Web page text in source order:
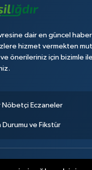
dair en güncel
hizmet vermekten
ve önerileriniz için bizimle
Nöbetçi Eczaneler
Durumu ve Fikstür